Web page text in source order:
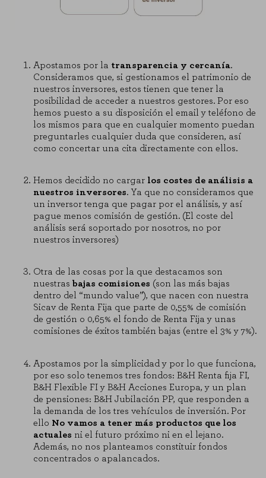
Apostamos por la transparencia y cercanía.
Consideramos que, si gestionamos el patrimonio de
nuestros inversores, estos tienen que tener la
posibilidad de acceder a nuestros gestores. Por eso
hemos puesto a su disposición el email y teléfono de
los mismos para que en cualquier momento puedan
preguntarles cualquier duda que consideren, así
como concertar una cita directamente con ellos.
Hemos decidido no cargar los costes de análisis a
nuestros inversores. Ya que no consideramos que
un inversor tenga que pagar por el análisis, y así
pague menos comisión de gestión. (El coste del
análisis será soportado por nosotros, no por
nuestros inversores)
Otra de las cosas por la que destacamos son
nuestras bajas comisiones (son las más bajas
dentro del “mundo value”), que nacen con nuestra
Sicav de Renta Fija que parte de 0,55% de comisión
de gestión o 0,65% el fondo de Renta Fija y unas
comisiones de éxitos también bajas (entre el 3% y 7%).
Apostamos por la simplicidad y por lo que funciona,
por eso solo tenemos tres fondos: B&H Renta fija FI,
B&H Flexible FI y B&H Acciones Europa, y un plan
de pensiones: B&H Jubilación PP, que responden a
la demanda de los tres vehículos de inversión. Por
ello No vamos a tener más productos que los
actuales ni el futuro próximo ni en el lejano.
Además, no nos planteamos constituir fondos
concentrados o apalancados.